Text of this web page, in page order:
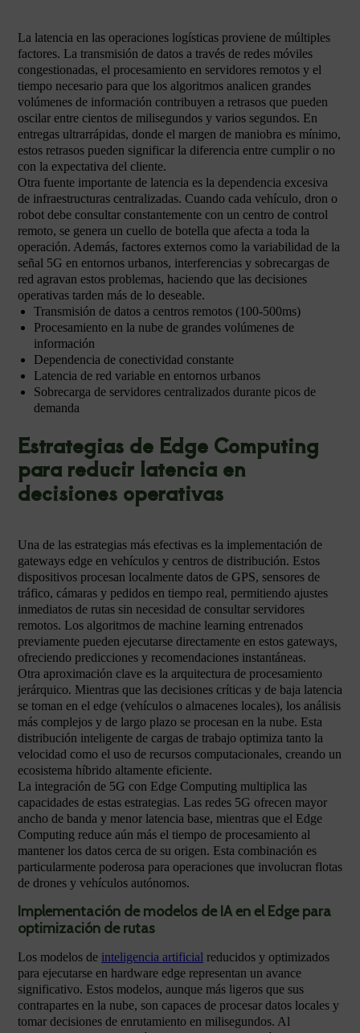
La latencia en las operaciones logísticas proviene de múltiples
factores. La transmisión de datos a través de redes móviles
congestionadas, el procesamiento en servidores remotos y el
tiempo necesario para que los algoritmos analicen grandes
volúmenes de información contribuyen a retrasos que pueden
oscilar entre cientos de milisegundos y varios segundos. En
entregas ultrarrápidas, donde el margen de maniobra es mínimo,
estos retrasos pueden significar la diferencia entre cumplir o no
con la expectativa del cliente.
Otra fuente importante de latencia es la dependencia excesiva
de infraestructuras centralizadas. Cuando cada vehículo, dron o
robot debe consultar constantemente con un centro de control
remoto, se genera un cuello de botella que afecta a toda la
operación. Además, factores externos como la variabilidad de la
señal 5G en entornos urbanos, interferencias y sobrecargas de
red agravan estos problemas, haciendo que las decisiones
operativas tarden más de lo deseable.
Transmisión de datos a centros remotos (100-500ms)
Procesamiento en la nube de grandes volúmenes de
información
Dependencia de conectividad constante
Latencia de red variable en entornos urbanos
Sobrecarga de servidores centralizados durante picos de
demanda
Estrategias de Edge Computing
para reducir latencia en
decisiones operativas
Una de las estrategias más efectivas es la implementación de
gateways edge en vehículos y centros de distribución. Estos
dispositivos procesan localmente datos de GPS, sensores de
tráfico, cámaras y pedidos en tiempo real, permitiendo ajustes
inmediatos de rutas sin necesidad de consultar servidores
remotos. Los algoritmos de machine learning entrenados
previamente pueden ejecutarse directamente en estos gateways,
ofreciendo predicciones y recomendaciones instantáneas.
Otra aproximación clave es la arquitectura de procesamiento
jerárquico. Mientras que las decisiones críticas y de baja latencia
se toman en el edge (vehículos o almacenes locales), los análisis
más complejos y de largo plazo se procesan en la nube. Esta
distribución inteligente de cargas de trabajo optimiza tanto la
velocidad como el uso de recursos computacionales, creando un
ecosistema híbrido altamente eficiente.
La integración de 5G con Edge Computing multiplica las
capacidades de estas estrategias. Las redes 5G ofrecen mayor
ancho de banda y menor latencia base, mientras que el Edge
Computing reduce aún más el tiempo de procesamiento al
mantener los datos cerca de su origen. Esta combinación es
particularmente poderosa para operaciones que involucran flotas
de drones y vehículos autónomos.
Implementación de modelos de IA en el Edge para
optimización de rutas
Los modelos de inteligencia artificial reducidos y optimizados
para ejecutarse en hardware edge representan un avance
significativo. Estos modelos, aunque más ligeros que sus
contrapartes en la nube, son capaces de procesar datos locales y
tomar decisiones de enrutamiento en milisegundos. Al